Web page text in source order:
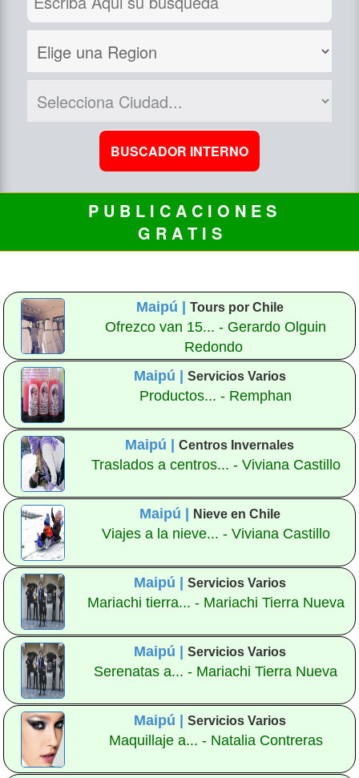
P U B L I C A C I O N E S
G R A T I S
Maipú | Tours por Chile
Ofrezco van 15... - Gerardo Olguin
Redondo
Maipú |
Servicios Varios
Productos... - Remphan
Maipú |Centros Invernales
Traslados a centros... - Viviana Castillo
Maipú | Nieve en Chile
Viajes a la nieve... - Viviana Castillo
Maipú | Servicios Varios
Mariachi tierra... - Mariachi Tierra Nueva
Maipú | Servicios Varios
Serenatas a... - Mariachi Tierra Nueva
Maipú | Servicios Varios
Maquillaje a... - Natalia Contreras